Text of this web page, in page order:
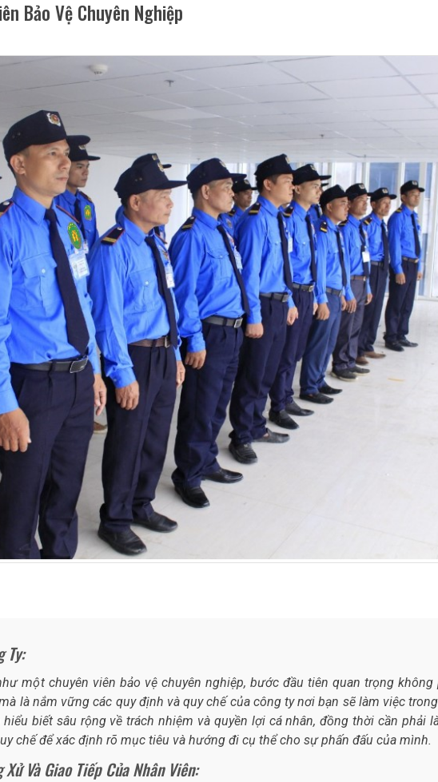
Bảo Vệ Chuyên Nghiệp
Ty:
một chuyên viên bảo vệ chuyên nghiệp, bước đầu tiên quan trọng không
là nắm vững các quy định và quy chế của công ty nơi bạn sẽ làm việc
biết sâu rộng về trách nhiệm và quyền lợi cá nhân, đồng thời cần phải
chế để xác định rõ mục tiêu và hướng đi cụ thể cho sự phấn đấu của mình.
Và Giao Tiếp Của Nhân Viên: